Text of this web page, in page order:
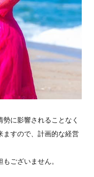
勢に影響されることなく
ますので、計画的な経営
ございません。